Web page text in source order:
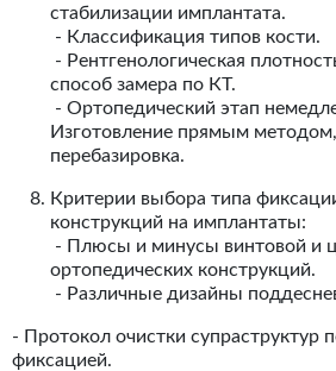
стабилизации имплантата.
- Классификация типов кости.
- Рентгенологическая
способ замера по КТ.
- Ортопедический этап
Изготовление прямым методом,
перебазировка.
Критерии выбора типа
конструкций на имплантаты:
- Плюсы и минусы винтовой и
ортопедических конструкций.
- Различные дизайны
- Протокол очистки супраструктур
фиксацией.